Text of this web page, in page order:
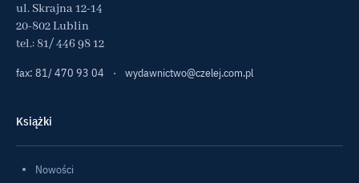
ul. Skrajna 12-14
20-802 Lublin
tel.: 81/ 446 98 12
fax: 81/ 470 93 04
· wydawnictwo@czelej.com.pl
Książki
Nowości